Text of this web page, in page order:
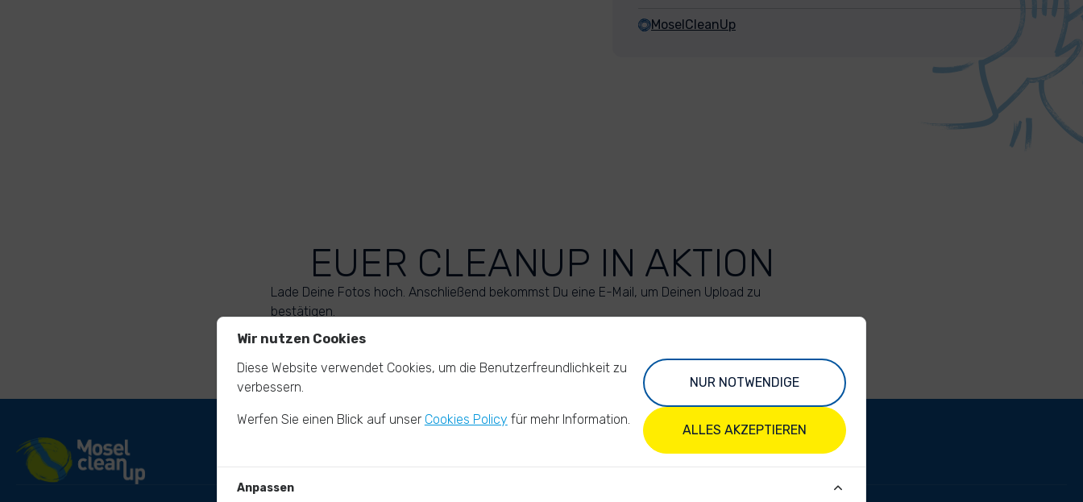
MoselCleanUp
EUER CLEANUP IN AKTION
Lade Deine Fotos hoch. Anschließend bekommst Du eine E-Mail, um Deinen Upload zu
bestätigen.
Wir nutzen Cookies
Diese Website verwendet Cookies, um die Benutzerfreundlichkeit zu
verbessern.
Werfen Sie einen Blick auf unser Cookies Policy für mehr Information.
NUR NOTWENDIGE
ALLES AKZEPTIEREN
Anpassen